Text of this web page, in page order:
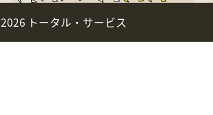
2026 トータル・サービス